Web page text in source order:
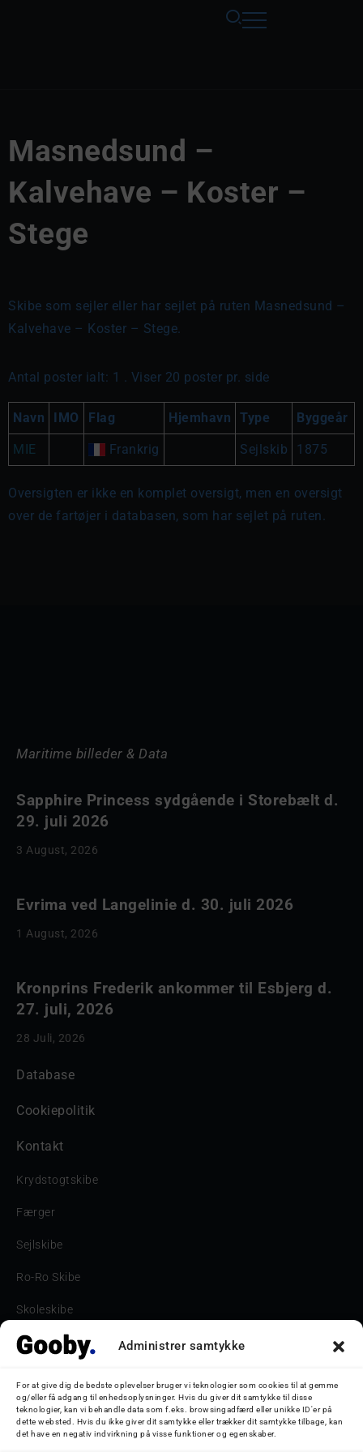
Administrer samtykke
For at give dig de bedste oplevelser bruger vi teknologier som cookies til at gemme
og/eller få adgang til enhedsoplysninger. Hvis du giver dit samtykke til disse
teknologier, kan vi behandle data som f.eks. browsingadfærd eller unikke ID'er på
dette websted. Hvis du ikke giver dit samtykke eller trækker dit samtykke tilbage, kan
det have en negativ indvirkning på visse funktioner og egenskaber.
Masnedsund –
Kalvehave – Koster –
Stege
Skibe som sejler eller har sejlet på ruten Masnedsund –
Kalvehave – Koster – Stege.
Antal poster ialt: 1 . Viser 20 poster pr. side
Navn IMO Flag Hjemhavn Type Byggeår
MIE Frankrig Sejlskib 1875
Oversigten er ikke en komplet oversigt, men en oversigt
over de fartøjer i databasen, som har sejlet på ruten.
Maritime billeder & Data
Sapphire Princess sydgående i Storebælt d.
29. juli 2026
3 August, 2026
Evrima ved Langelinie d. 30. juli 2026
1 August, 2026
Kronprins Frederik ankommer til Esbjerg d.
27. juli, 2026
28 Juli, 2026
Database
Cookiepolitik
Kontakt
Krydstogtskibe
Færger
Sejlskibe
Ro-Ro Skibe
Skoleskibe
Havne & Turbåde samt restaurantionsskibe
Bilskib
Storebæltsbroen